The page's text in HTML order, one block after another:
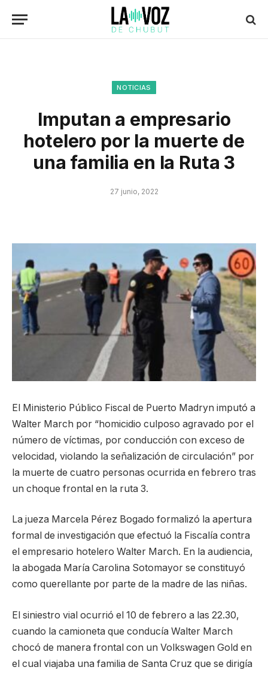
NOTICIAS
Imputan a empresario
hotelero por la muerte de
una familia en la Ruta 3
27 junio, 2022
El Ministerio Público Fiscal de Puerto Madryn imputó a
Walter March por “homicidio culposo agravado por el
número de víctimas, por conducción con exceso de
velocidad, violando la señalización de circulación” por
la muerte de cuatro personas ocurrida en febrero tras
un choque frontal en la ruta 3.
La jueza Marcela Pérez Bogado formalizó la apertura
formal de investigación que efectuó la Fiscalía contra
el empresario hotelero Walter March. En la audiencia,
la abogada María Carolina Sotomayor se constituyó
como querellante por parte de la madre de las niñas.
El siniestro vial ocurrió el 10 de febrero a las 22.30,
cuando la camioneta que conducía Walter March
chocó de manera frontal con un Volkswagen Gold en
el cual viajaba una familia de Santa Cruz que se dirigía